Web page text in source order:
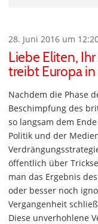
28. Juni 2016 um
Liebe Eliten,
treibt Europa
Nachdem die Phase
Beschimpfung des
so langsam dem
Politik und der
öffentlich über
man das Ergebnis
oder besser noch
Vergangenheit
Diese unverhohlene